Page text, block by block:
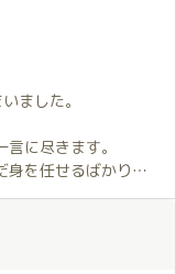
ました。
に尽きます。
身を任せるばかり。
ても、あまりの快感
覚めたくはない。